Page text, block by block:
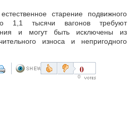
старение подвижного
1,1 тысячи вагонов требуют
и могут быть исключены из
износа и непригодного
0
0